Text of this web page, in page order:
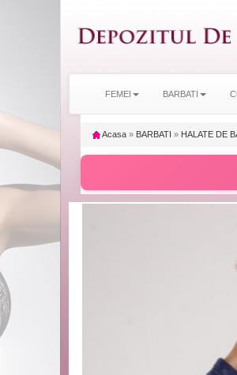
FEMEI BARBATI
Acasa » BARBATI » HALATE DE